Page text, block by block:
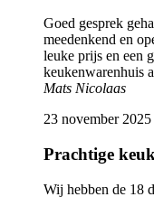
Goed gesprek
meedenkend en
leuke prijs en een
keukenwarenhuis
Mats Nicolaas
23 november 2025
Prachtige
Wij hebben de 18